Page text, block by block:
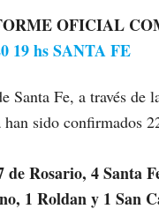
OFICIAL
19 hs SANTA FE
Santa Fe, a través
sido confirmados
de Rosario, 4
1 Roldan y 1 San